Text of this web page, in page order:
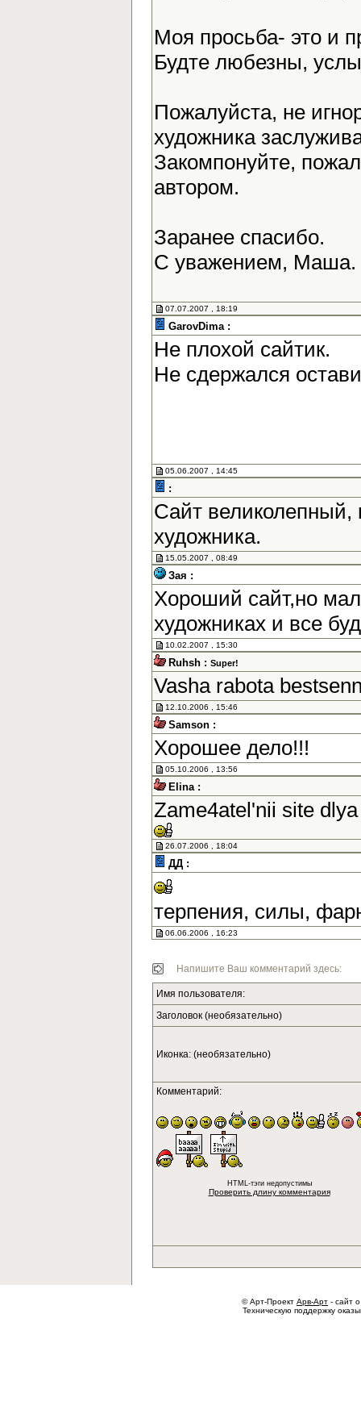
Моя просьба- это и
Будте любезны,
Пожалуйста, не
художника
Закомпонуйте,
автором.
Заранее спасибо.
С уважением, Маша.
07.07.2007 , 18:19
GarovDima :
Не плохой сайтик.
Не сдержался
05.06.2007 , 14:45
:
Сайт великолепный,
художника.
15.05.2007 , 08:49
Зая :
Хороший сайт,но
художниках и все
10.02.2007 , 15:30
Ruhsh : Super!
Vasha rabota
12.10.2006 , 15:46
Samson :
Хорошее дело!!!
05.10.2006 , 13:56
Elina :
Zame4atel'nii site
26.07.2006 , 18:04
ДД :
терпения, силы,
06.06.2006 , 16:23
Напишите Ваш комментарий здесь:
Имя пользователя:
Заголовок (необязательно)
Иконка: (необязательно)
Комментарий:
HTML-тэги недопустимы
Проверить длину комментария
© Арт-Проект Арв-Арт - сайт
Техническую поддержку